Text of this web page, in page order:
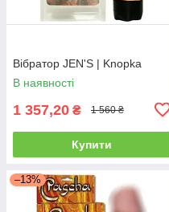
Вібратор JEN'S | Knopka
В наявності
1 357,20 ₴ 1 560 ₴
Купити
–13%